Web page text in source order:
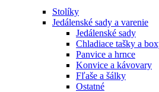
Stolíky
Jedálenské sady a varenie
Jedálenské sady
Chladiace tašky a
Panvice a hrnce
Konvice a kávovary
Fľaše a šálky
Ostatné